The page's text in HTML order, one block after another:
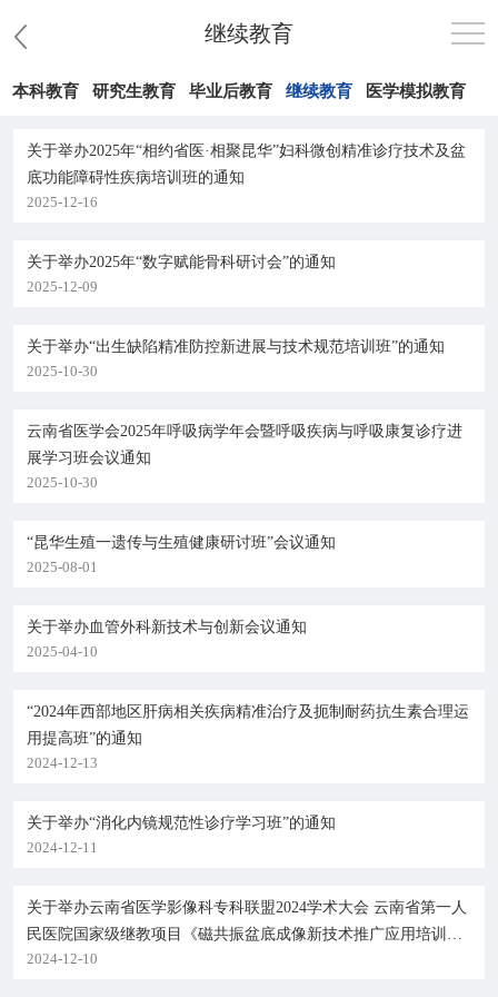
继续教育
首页
医院概况
党群工作
教学科研
联盟工作
健康科普
本科教育 研究生教育 毕业后教育 继续教育 医学模拟教育
关于举办2025年“相约省医·相聚昆华”妇科微创精准诊疗技术及盆
底功能障碍性疾病培训班的通知
2025-12-16
关于举办2025年“数字赋能骨科研讨会”的通知
2025-12-09
关于举办“出生缺陷精准防控新进展与技术规范培训班”的通知
2025-10-30
云南省医学会2025年呼吸病学年会暨呼吸疾病与呼吸康复诊疗进
展学习班会议通知
2025-10-30
“昆华生殖一遗传与生殖健康研讨班”会议通知
2025-08-01
关于举办血管外科新技术与创新会议通知
2025-04-10
“2024年西部地区肝病相关疾病精准治疗及扼制耐药抗生素合理运
用提高班”的通知
2024-12-13
关于举办“消化内镜规范性诊疗学习班”的通知
2024-12-11
关于举办云南省医学影像科专科联盟2024学术大会 云南省第一人
民医院国家级继教项目《磁共振盆底成像新技术推广应用培训
班》的通知
2024-12-10